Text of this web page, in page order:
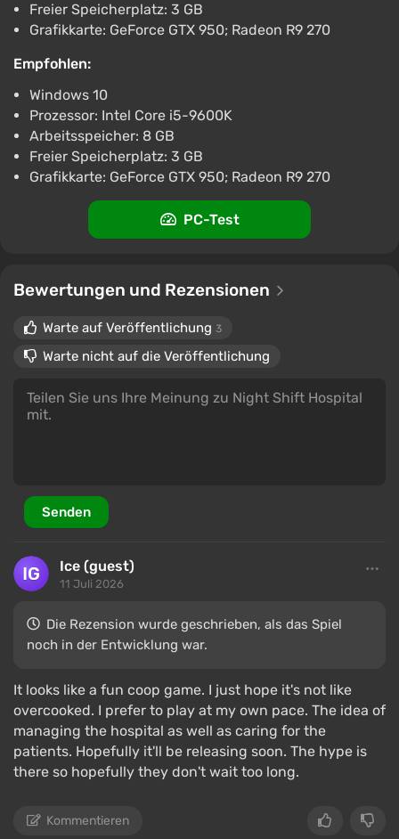
Freier Speicherplatz: 3 GB
Grafikkarte: GeForce GTX 950; Radeon R9 270
Empfohlen:
Windows 10
Prozessor: Intel Core i5-9600K
Arbeitsspeicher: 8 GB
Freier Speicherplatz: 3 GB
Grafikkarte: GeForce GTX 950; Radeon R9 270
PC-Test
Bewertungen und Rezensionen
Warte auf Veröffentlichung 3
Warte nicht auf die Veröffentlichung
Senden
Ice (guest)
11 Juli 2026
Die Rezension wurde geschrieben, als das Spiel
noch in der Entwicklung war.
It looks like a fun coop game. I just hope it's not like
overcooked. I prefer to play at my own pace. The idea of
managing the hospital as well as caring for the
patients. Hopefully it'll be releasing soon. The hype is
there so hopefully they don't wait too long.
Kommentieren